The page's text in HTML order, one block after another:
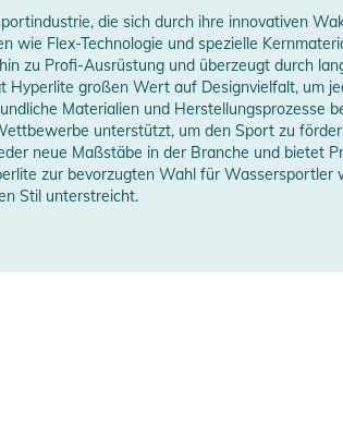
die sich durch ihre innovativen
wie Flex-Technologie und spezielle
zu Profi-Ausrüstung und überzeugt durch
Hyperlite großen Wert auf Designvielfalt, um
Materialien und Herstellungsprozesse
unterstützt, um den Sport zu
neue Maßstäbe in der Branche und bietet
zur bevorzugten Wahl für
Stil unterstreicht.